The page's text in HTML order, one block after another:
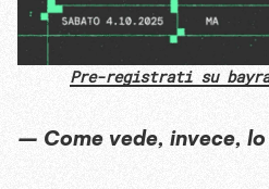
Pre-registrati su
– Come vede, invece, lo